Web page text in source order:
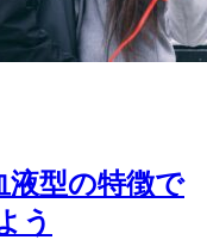
液型の特徴で
う